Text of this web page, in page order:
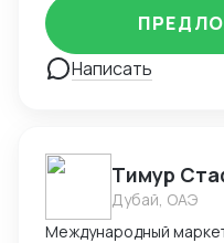
Написать
Тимур
Дубай, ОАЭ
Международный